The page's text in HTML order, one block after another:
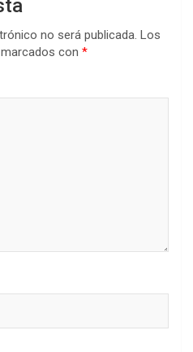
no será publicada. Los
con *